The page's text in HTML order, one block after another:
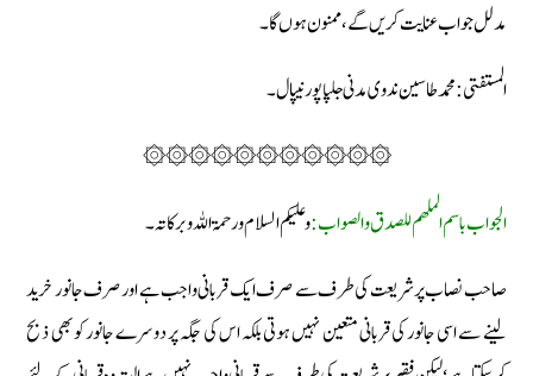
مدلل جواب عنایت کریں گے، ممنون ہوں گا۔
المستفتی : محمد طاسین ندوی مدنی جلپا پور نیپال۔
۞۞۞۞۞۞۞۞۞۞۞
الجواب باسم الملهم للصدق والصواب:وعليكم السلام و رحمۃ اللہ و برکاتہ۔
صاحب نصاب پر شریعت کی طرف سے صرف ایک قربانی واجب ہے اور صرف جانور خرید
لینے سے اسی جانور کی قربانی متعین نہیں ہوتی بلکہ اس کی جگہ پر دوسرے جانور کو بھی ذبح